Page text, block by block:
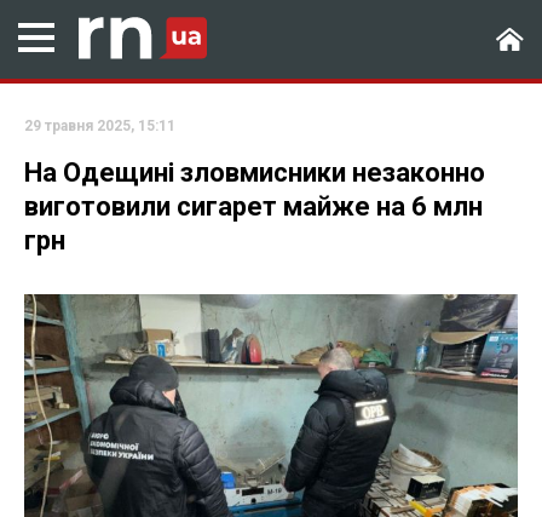
29 травня 2025, 15:11
На Одещині зловмисники незаконно
виготовили сигарет майже на 6 млн
грн